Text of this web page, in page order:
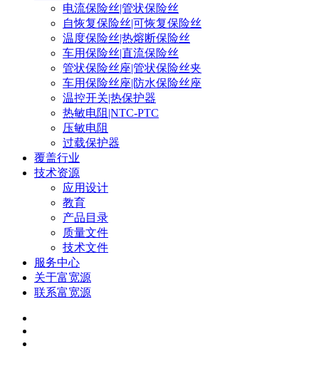
电流保险丝|管状保险丝
自恢复保险丝|可恢复保险丝
温度保险丝|热熔断保险丝
车用保险丝|直流保险丝
管状保险丝座|管状保险丝夹
车用保险丝座|防水保险丝座
温控开关|热保护器
热敏电阻|NTC-PTC
压敏电阻
过载保护器
覆盖行业
技术资源
应用设计
教育
产品目录
质量文件
技术文件
服务中心
关于富宽源
联系富宽源